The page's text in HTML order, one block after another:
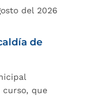
del 2026
de
curso, que